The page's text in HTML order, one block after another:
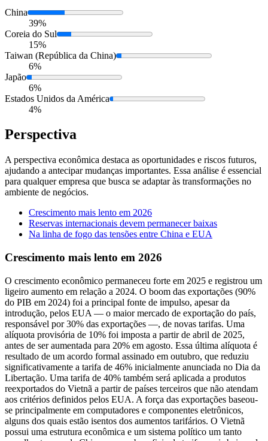
China
39%
Coreia do Sul
15%
Taiwan (República da China)
6%
Japão
6%
Estados Unidos da América
4%
Perspectiva
A perspectiva econômica destaca as oportunidades e riscos futuros,
ajudando a antecipar mudanças importantes. Essa análise é essencial
para qualquer empresa que busca se adaptar às transformações no
ambiente de negócios.
Crescimento mais lento em 2026
Reservas internacionais devem permanecer baixas
Na linha de fogo das tensões entre China e EUA
Crescimento mais lento em 2026
O crescimento econômico permaneceu forte em 2025 e registrou um
ligeiro aumento em relação a 2024. O boom das exportações (90%
do PIB em 2024) foi a principal fonte de impulso, apesar da
introdução, pelos EUA — o maior mercado de exportação do país,
responsável por 30% das exportações —, de novas tarifas. Uma
alíquota provisória de 10% foi imposta a partir de abril de 2025,
antes de ser aumentada para 20% em agosto. Essa última alíquota é
resultado de um acordo formal assinado em outubro, que reduziu
significativamente a tarifa de 46% inicialmente anunciada no Dia da
Libertação. Uma tarifa de 40% também será aplicada a produtos
reexportados do Vietnã a partir de países terceiros que não atendam
aos critérios definidos pelos EUA. A força das exportações baseou-
se principalmente em computadores e componentes eletrônicos,
alguns dos quais estão isentos dos aumentos tarifários. O Vietnã
possui uma estrutura econômica e um sistema político um tanto